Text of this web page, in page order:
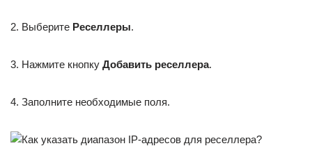
2. Выберите Реселлеры.
3. Нажмите кнопку Добавить реселлера.
4. Заполните необходимые поля.